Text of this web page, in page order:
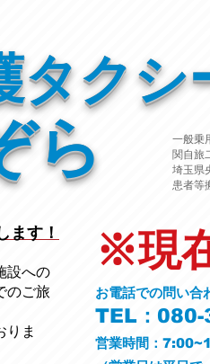
タクシ
ら
一般乗
関自旅
埼玉県
患者等
ます！
設への
のご旅
りま
※現
お電話での問い合
TEL：
営業時間：